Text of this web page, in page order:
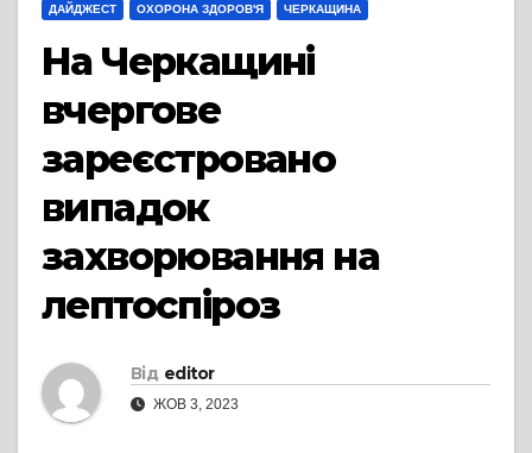
ДАЙДЖЕСТ ОХОРОНА ЗДОРОВ'Я ЧЕРКАЩИНА
На Черкащині
вчергове
зареєстровано
випадок
захворювання на
лептоспіроз
Від editor
ЖОВ 3, 2023